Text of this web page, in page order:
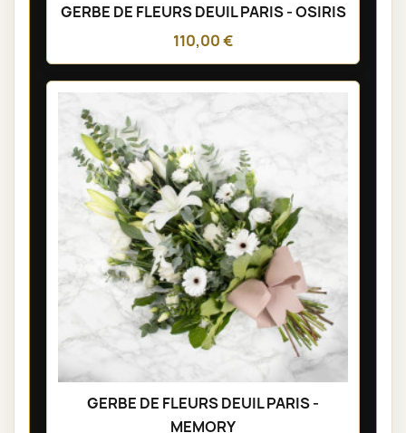
GERBE DE FLEURS DEUIL PARIS - OSIRIS
110,00 €
GERBE DE FLEURS DEUIL PARIS -
MEMORY